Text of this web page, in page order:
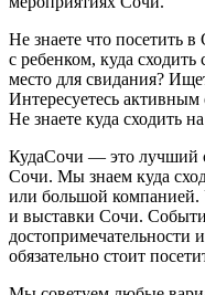
Не знаете что посетить
с ребенком, куда
место для свидания?
Интересуетесь
Не знаете куда сходить
КудаСочи — это лучший
Сочи. Мы знаем куда
или большой компанией.
и выставки Сочи.
достопримечательности
обязательно стоит